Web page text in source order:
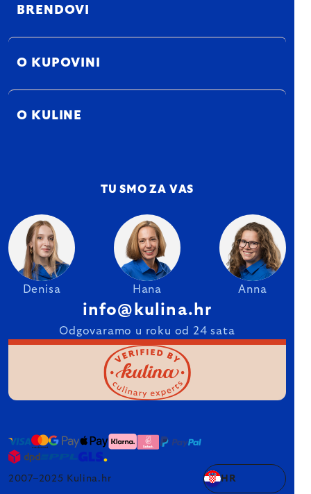
BRENDOVI
O KUPOVINI
O KULINE
TU SMO ZA VAS
Denisa Hana Anna
info@kulina.hr
Odgovaramo u roku od 24 sata
2007–2025 Kulina.hr HR